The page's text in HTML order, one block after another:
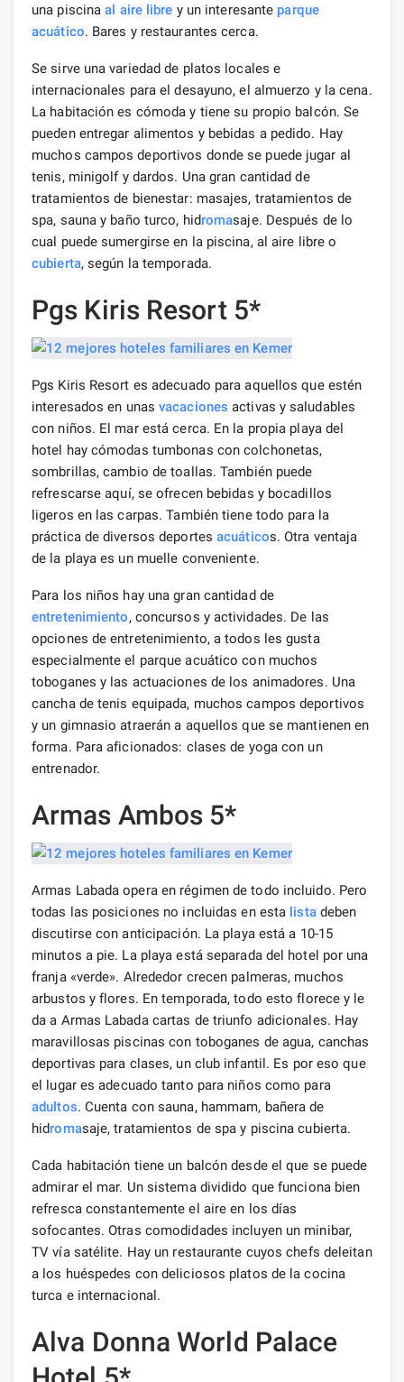
una piscinaal aire libre y un interesante parque
acuático. Bares y restaurantes cerca.
Se sirve una variedad de platos locales e
internacionales para el desayuno, el almuerzo y la cena.
La habitación es cómoda y tiene su propio balcón. Se
pueden entregar alimentos y bebidas a pedido. Hay
muchos campos deportivos donde se puede jugar al
tenis, minigolf y dardos. Una gran cantidad de
tratamientos de bienestar: masajes, tratamientos de
spa, sauna y baño turco, hidromasaje. Después de lo
cual puede sumergirse en la piscina, al aire libre o
cubierta, según la temporada.
Pgs Kiris Resort 5*
Pgs Kiris Resort es adecuado para aquellos que estén
interesados ​​en unas vacaciones activas y saludables
con niños. El mar está cerca. En la propia playa del
hotel hay cómodas tumbonas con colchonetas,
sombrillas, cambio de toallas. También puede
refrescarse aquí, se ofrecen bebidas y bocadillos
ligeros en las carpas. También tiene todo para la
práctica de diversos deportesacuáticos. Otra ventaja
de la playa es un muelle conveniente.
Para los niños hay una gran cantidad de
entretenimiento, concursos y actividades. De las
opciones de entretenimiento, a todos les gusta
especialmente el parque acuático con muchos
toboganes y las actuaciones de los animadores. Una
cancha de tenis equipada, muchos campos deportivos
y un gimnasio atraerán a aquellos que se mantienen en
forma. Para aficionados: clases de yoga con un
entrenador.
Armas Ambos 5*
Armas Labada opera en régimen de todo incluido. Pero
todas las posiciones no incluidas en esta listadeben
discutirse con anticipación. La playa está a 10-15
minutos a pie. La playa está separada del hotel por una
franja «verde». Alrededor crecen palmeras, muchos
arbustos y flores. En temporada, todo esto florece y le
da a Armas Labada cartas de triunfo adicionales. Hay
maravillosas piscinas con toboganes de agua, canchas
deportivas para clases, un club infantil. Es por eso que
el lugar es adecuado tanto para niños como para
adultos. Cuenta con sauna, hammam, bañera de
hidromasaje, tratamientos de spa y piscina cubierta.
Cada habitación tiene un balcón desde el que se puede
admirar el mar. Un sistema dividido que funciona bien
refresca constantemente el aire en los días
sofocantes. Otras comodidades incluyen un minibar,
TV vía satélite. Hay un restaurante cuyos chefs deleitan
a los huéspedes con deliciosos platos de la cocina
turca e internacional.
Alva Donna World Palace